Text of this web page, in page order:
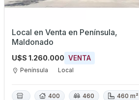
Local en Venta en Península,
Maldonado
U$S 1.260.000 VENTA
Península Local
400 460 460 m²